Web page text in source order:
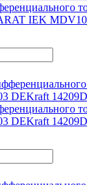
IEK
DEKraft